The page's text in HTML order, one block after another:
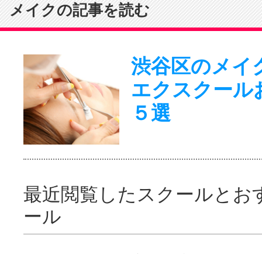
メイクの記事を読む
渋谷区のメイ
エクスクール
５選
最近閲覧したスクールとお
ール